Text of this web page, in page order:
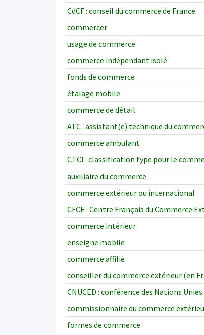
CdCF : conseil du commerce de France
commercer
usage de commerce
commerce indépendant isolé
fonds de commerce
étalage mobile
commerce de détail
ATC : assistant(e) technique du
commerce ambulant
CTCI : classification type pour le
auxiliaire du commerce
commerce extérieur ou international
CFCE : Centre Français du Commerce
commerce intérieur
enseigne mobile
commerce affilié
conseiller du commerce extérieur (en
CNUCED : conférence des Nations
commissionnaire du commerce
formes de commerce